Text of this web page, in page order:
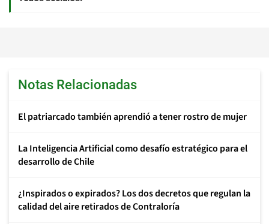
Notas Relacionadas
El patriarcado también aprendió a tener rostro de mujer
La Inteligencia Artificial como desafío estratégico para el
desarrollo de Chile
¿Inspirados o expirados? Los dos decretos que regulan la
calidad del aire retirados de Contraloría